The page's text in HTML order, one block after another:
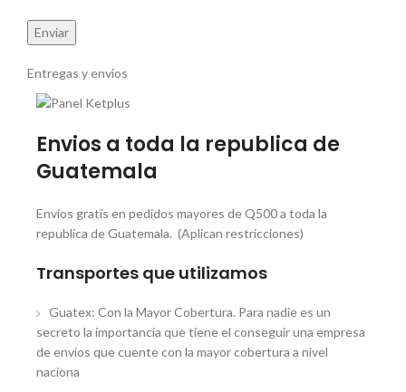
Entregas y envios
Envios a toda la republica de
Guatemala
Envios gratis en pedidos mayores de Q500 a toda la
republica de Guatemala. (Aplican restricciones)
Transportes que utilizamos
Guatex: Con la Mayor Cobertura. Para nadie es un
secreto la importancia que tiene el conseguir una empresa
de envíos que cuente con la mayor cobertura a nivel
naciona